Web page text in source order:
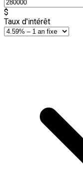
$
Taux d'intérêt